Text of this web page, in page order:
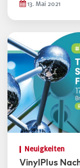
13. Mai 2021
Neuigkeiten
VinylPlus